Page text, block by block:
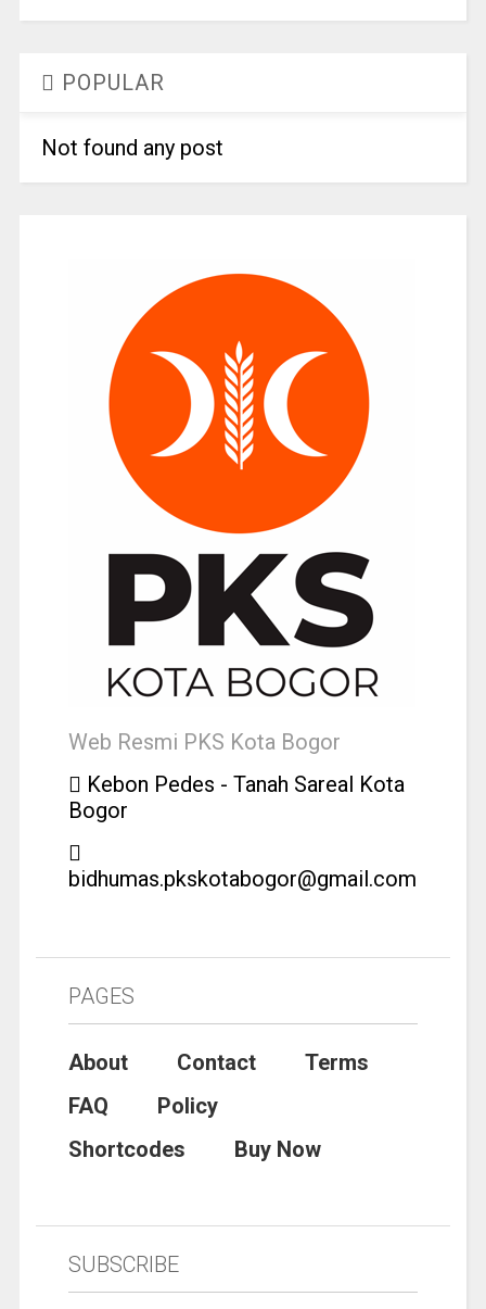
POPULAR
Not found any post
Web Resmi PKS Kota Bogor
Kebon Pedes - Tanah Sareal Kota
Bogor
bidhumas.pkskotabogor@gmail.com
PAGES
About Contact
Terms
FAQ
Policy
Shortcodes
Buy Now
SUBSCRIBE